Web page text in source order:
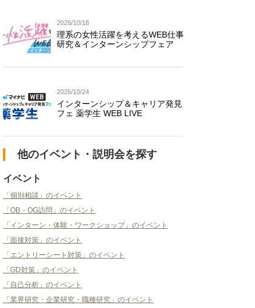
2026/10/18
理系の女性活躍を考えるWEB仕事
研究＆インターンシップフェア
2026/10/24
インターンシップ＆キャリア発見
フェ 薬学生 WEB LIVE
他のイベント・説明会を探す
イベント
「個別相談」のイベント
「OB・OG訪問」のイベント
「インターン・体験・ワークショップ」のイベント
「面接対策」のイベント
「エントリーシート対策」のイベント
「GD対策」のイベント
「自己分析」のイベント
「業界研究・企業研究・職種研究」のイベント